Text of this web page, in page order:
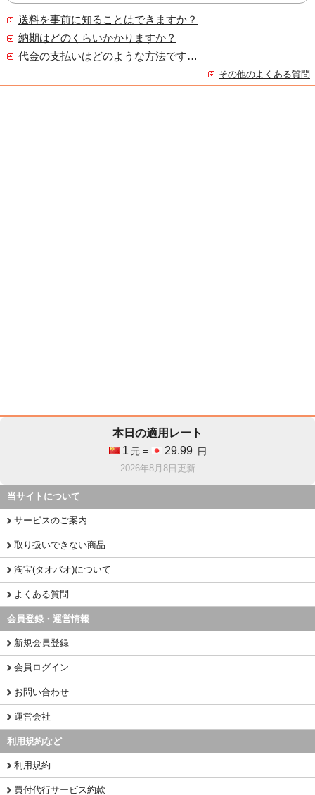
送料を事前に知ることはできますか？
納期はどのくらいかかりますか？
代金の支払いはどのような方法ですか？
その他のよくある質問
本日の適用レート
1 元 = 29.99
円
2026年8月8日更新
当サイトについて
サービスのご案内
取り扱いできない商品
淘宝(タオバオ)について
よくある質問
会員登録・運営情報
新規会員登録
会員ログイン
お問い合わせ
運営会社
利用規約など
利用規約
買付代行サービス約款